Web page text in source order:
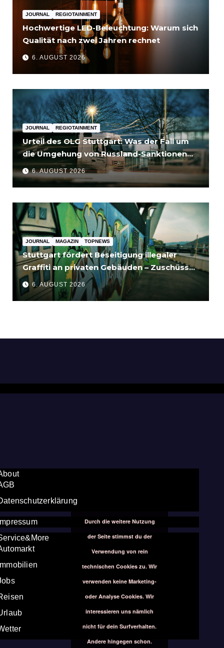
JOURNAL REGIOTAINMENT
Hochwertige LED-Beleuchtung: Warum sich
Qualität nach zwei Jahren rechnet
6. AUGUST 2026
JOURNAL REGIOTAINMENT
Urteil des OLG Stuttgart: Was der Fall um
die Umgehung von Russland-Sanktionen
für Unternehmen bedeutet
6. AUGUST 2026
JOURNAL MAGAZIN TOPNEWS
Stuttgart fördert Beseitigung illegaler
Graffiti an privaten Gebäuden – Zuschüsse
bis 3.500 Euro
6. AUGUST 2026
Durch die weitere Nutzung
der Seite stimmst du der
Verwendung von rein
technischen Cookies zu. Wir
verwenden keine Marketing-
oder Analyse Cookies. Wir
interessieren uns nämlich
nicht für dein Surfverhalten.
Andere hingegen schon.